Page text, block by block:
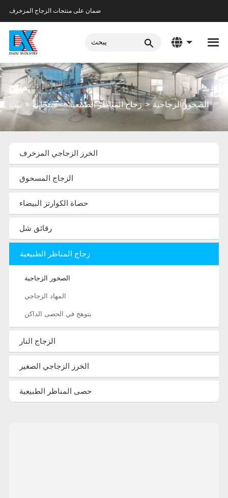
ضمان على منتجات الزجاج المزخرف
منتج
بيت منتجات زجاج المناظر الطبيعية الصخور الزجاجية
الخرز الزجاجي المزخرف
الزجاج المسحوق
حصاة الكوارتز البيضاء
رقائق شل
زجاج المناظر الطبيعية
الصخور الزجاجية
المهاد الزجاجي
يتوهج في الحصى الداكن
الزجاج النار
الخرز الزجاجي الصغير
حصى المناظر الطبيعية